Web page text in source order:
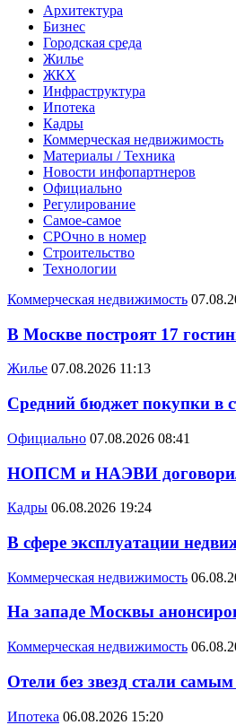
Архитектура
Бизнес
Городская среда
Жилье
ЖКХ
Инфраструктура
Ипотека
Кадры
Коммерческая недвижимость
Материалы / Техника
Новости инфопартнеров
Официально
Регулирование
Самое-самое
СРОчно в номер
Строительство
Технологии
Коммерческая недвижимость
В Москве построят 17
Жилье 07.08.2026 11:13
Средний бюджет покупки в
Официально 07.08.2026 08:41
НОПСМ и НАЭВИ
Кадры 06.08.2026 19:24
В сфере эксплуатации
Коммерческая недвижимость
На западе Москвы
Коммерческая недвижимость
Отели без звезд стали
Ипотека 06.08.2026 15:20